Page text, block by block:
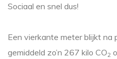
Sociaal en snel dus!
Een vierkante meter blijkt na
gemiddeld zo’n 267 kilo CO2